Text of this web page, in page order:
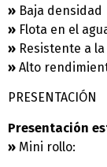
» Baja densidad
» Flota en el
» Resistente a
» Alto
PRESENTACIÓN
Presentación
» Mini rollo: